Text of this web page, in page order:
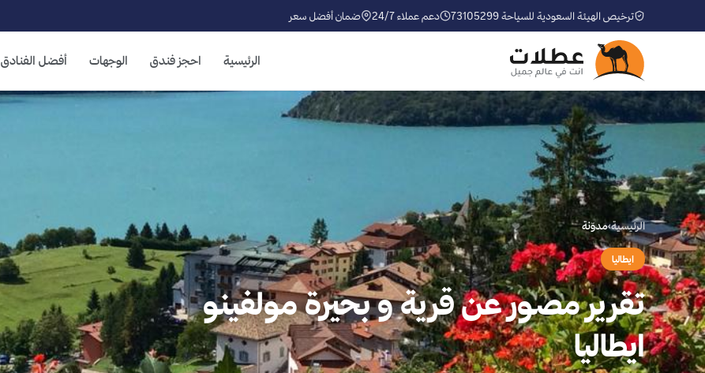
ترخيص الهيئة السعودية للسياحة 73105299 دعم عملاء 24/7 ضمان أفضل سعر
الرئيسية احجز فندق الوجهات أفضل الفنادق
الرئيسية›مدوّنة
ايطاليا
تقرير مصور عن قرية و بحيرة مولفينو
ايطاليا